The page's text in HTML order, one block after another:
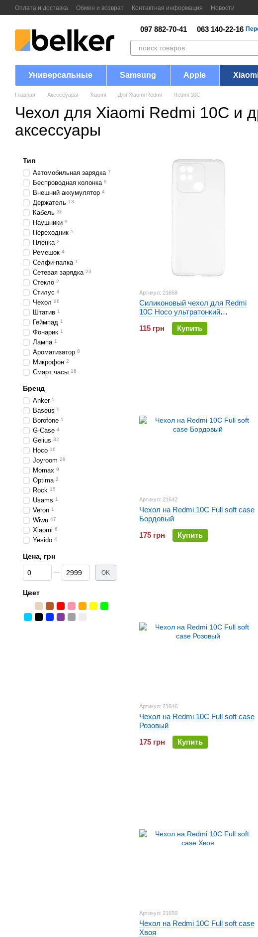
Перейти к основному контенту
Оплата и доставка Обмен и возврат Контактная информация Новости
097 882-70-41 063 140-22-16
Универсальные Samsung Apple
Главная Аксессуары Xiaomi Для Xiaomi Redmi Redmi 10C
Чехол для Xiaomi Redmi 10C и
аксессуары
Артикул: 21658
Силиконовый чехол для Redmi
10C Hoco ультратонкий
Прозрачный
115 грн
Купить
Артикул: 21642
Чехол на Redmi 10C Full soft case
Бордовый
175 грн
Купить
Артикул: 21646
Чехол на Redmi 10C Full soft case
Розовый
175 грн
Купить
Артикул: 21650
Чехол на Redmi 10C Full soft case
Хвоя
Тип
Автомобильная зарядка 7
Беспроводная колонка 6
Внешний аккумулятор 4
Держатель 13
Кабель 36
Наушники 9
Переходник 5
Пленка 2
Ремешок 4
Селфи-палка 1
Сетевая зарядка 23
Стекло 2
Стилус 4
Чехол 26
Штатив 1
Геймпад 1
Фонарик 1
Лампа 1
Ароматизатор 8
Микрофон 2
Смарт часы 16
Бренд
Anker 5
Baseus 5
Borofone 1
G-Case 4
Gelius 32
Hoco 16
Joyroom 29
Momax 9
Optima 2
Rock 15
Usams 1
Veron 1
Wiwu 47
Xiaomi 6
Yesido 4
Цена, грн
От Цена, грн
До Цена, грн OK
Цвет